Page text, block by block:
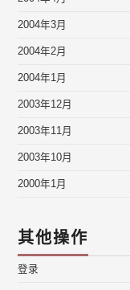
2004年3月
2004年2月
2004年1月
2003年12月
2003年11月
2003年10月
2000年1月
其他操作
登录